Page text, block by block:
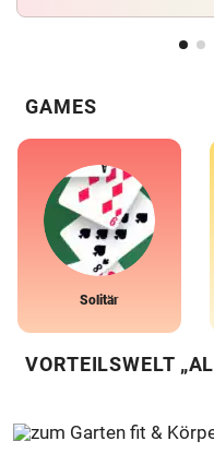
GAMES
Solitär
VORTEILSWELT